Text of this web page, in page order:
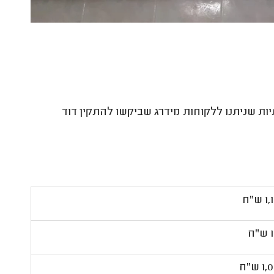
ללקוחות מידרג שביקשו להתקין דוד
ש"ח